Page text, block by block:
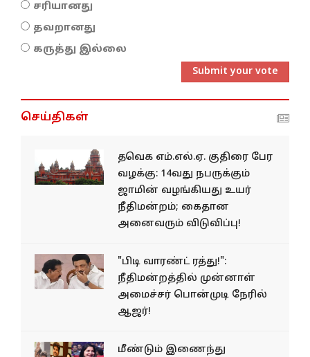
சரியானது
தவறானது
கருத்து இல்லை
Submit your vote
செய்திகள்
தவெக எம்.எல்.ஏ. குதிரை பேர
வழக்கு: 14வது நபருக்கும்
ஜாமின் வழங்கியது உயர்
நீதிமன்றம்; கைதான
அனைவரும் விடுவிப்பு!
"பிடி வாரண்ட் ரத்து!":
நீதிமன்றத்தில் முன்னாள்
அமைச்சர் பொன்முடி நேரில்
ஆஜர்!
மீண்டும் இணைந்து